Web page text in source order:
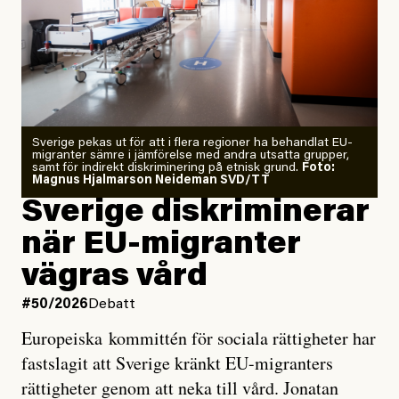
Årets El Niño kan bli den
starkaste som uppmätts
Zeke Hausfather är chockad igen efter att ha
analyserat hur de olika klimatmodellerna bedömer
läget för hur den begynnande El Niño-händelsen ska
utveckla sig. El Niño är ett återkommande
väderfenomen som uppstår när havsvattnet i delar av
Stilla havet blir ovanligt varmt. Det påverkar vädret
över stora delar av världen och under
forskare allt oftare varnat för att den här El Niñon
Det verkar vara en underdrift, menar nu Zeke
Sverige pekas ut för att i flera regioner ha behandlat EU-
migranter sämre i jämförelse med andra utsatta grupper,
samt för indirekt diskriminering på etnisk grund. Foto:
Magnus Hjalmarson Neideman SVD/TT
Sverige diskriminerar
när EU-migranter
vägras vård
#50/2026 Debatt
Europeiska kommittén för sociala rättigheter har
fastslagit att Sverige kränkt EU-migranters
rättigheter genom att neka till vård. Jonatan